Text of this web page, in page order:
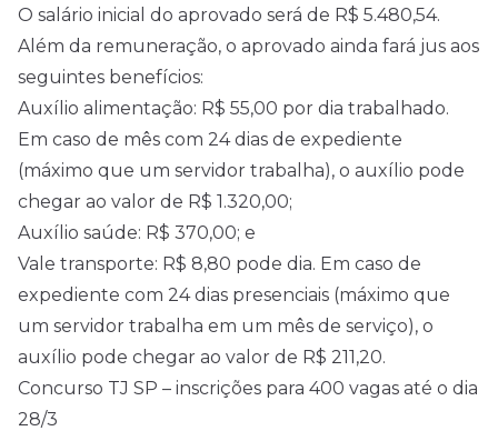
O salário inicial do aprovado será de R$ 5.480,54.
Além da remuneração, o aprovado ainda fará jus aos
seguintes benefícios:
Auxílio alimentação: R$ 55,00 por dia trabalhado.
Em caso de mês com 24 dias de expediente
(máximo que um servidor trabalha), o auxílio pode
chegar ao valor de R$ 1.320,00;
Auxílio saúde: R$ 370,00; e
Vale transporte: R$ 8,80 pode dia. Em caso de
expediente com 24 dias presenciais (máximo que
um servidor trabalha em um mês de serviço), o
auxílio pode chegar ao valor de R$ 211,20.
Concurso TJ SP – inscrições para 400 vagas até o dia
28/3